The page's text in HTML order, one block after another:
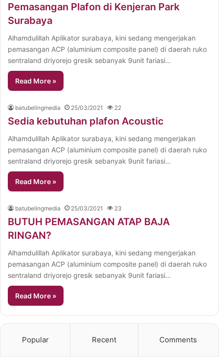
Pemasangan Plafon di Kenjeran Park
Surabaya
Alhamdulillah Aplikator surabaya, kini sedang mengerjakan
pemasangan ACP (aluminium composite panel) di daerah ruko
sentraland driyorejo gresik sebanyak 9unit fariasi…
Read More »
batubelingmedia 25/03/2021 22
Sedia kebutuhan plafon Acoustic
Alhamdulillah Aplikator surabaya, kini sedang mengerjakan
pemasangan ACP (aluminium composite panel) di daerah ruko
sentraland driyorejo gresik sebanyak 9unit fariasi…
Read More »
batubelingmedia 25/03/2021 23
BUTUH PEMASANGAN ATAP BAJA
RINGAN?
Alhamdulillah Aplikator surabaya, kini sedang mengerjakan
pemasangan ACP (aluminium composite panel) di daerah ruko
sentraland driyorejo gresik sebanyak 9unit fariasi…
Read More »
Popular Recent Comments